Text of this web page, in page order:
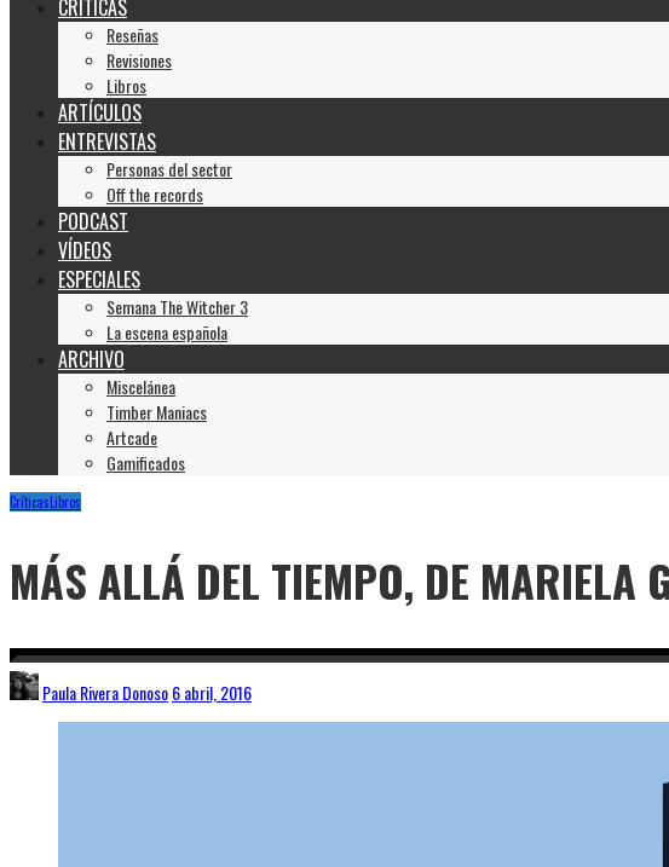
CRÍTICAS
Reseñas
Revisiones
Libros
ARTÍCULOS
ENTREVISTAS
Personas del sector
Off the records
PODCAST
VÍDEOS
ESPECIALES
Semana The Witcher 3
La escena española
ARCHIVO
Miscelánea
Timber Maniacs
Artcade
Gamificados
CríticasLibros
MÁS ALLÁ DEL TIEMPO, DE MARIELA
Paula Rivera Donoso6 abril, 2016